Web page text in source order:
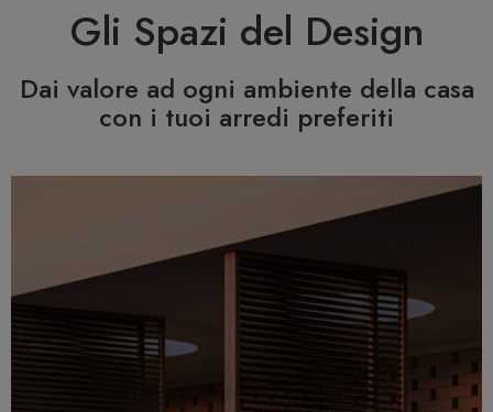
Gli Spazi del Design
Dai valore ad ogni ambiente della casa
con i tuoi arredi preferiti